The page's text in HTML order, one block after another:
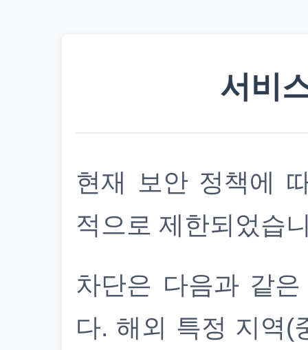
서비
현재 보안 정책에
적으로 제한되었습
차단은 다음과 같
다. 해외 특정 지역(